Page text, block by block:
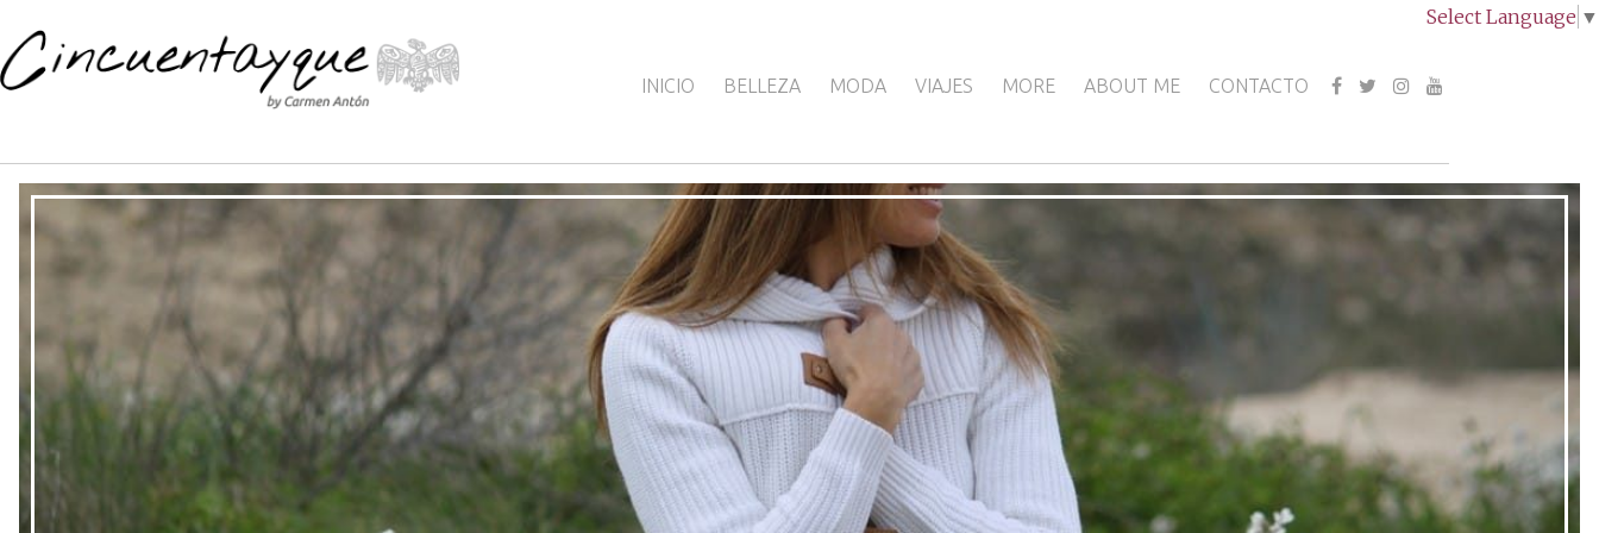
Select Language ▼
INICIO BELLEZA MODA VIAJES MORE ABOUT ME CONTACTO